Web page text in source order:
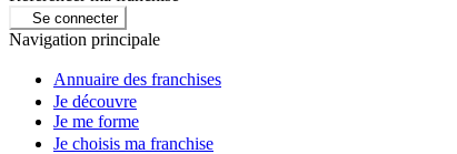
Se connecter
Navigation principale
Annuaire des franchises
Je découvre
Je me forme
Je choisis ma franchise